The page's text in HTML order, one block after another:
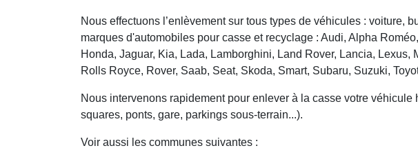
Nous effectuons l’enlèvement sur tous types de véhicules : voiture,
marques d'automobiles pour casse et recyclage : Audi, Alpha
Honda, Jaguar, Kia, Lada, Lamborghini, Land Rover, Lancia,
Rolls Royce, Rover, Saab, Seat, Skoda, Smart, Subaru, Suzuki,
Nous intervenons rapidement pour enlever à la casse votre
squares, ponts, gare, parkings sous-terrain...).
Voir aussi les communes suivantes :